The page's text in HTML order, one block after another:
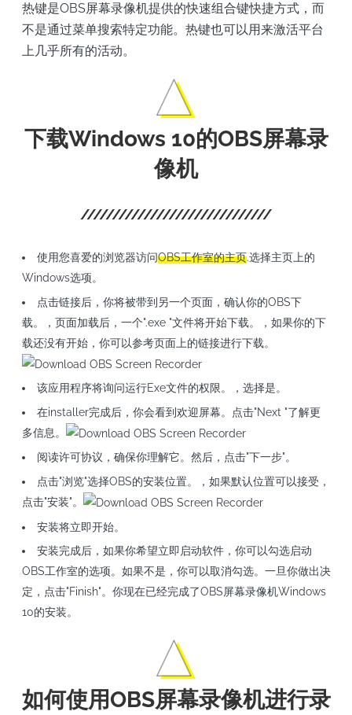
热键是OBS屏幕录像机提供的快速组合键快捷方式，而
不是通过菜单搜索特定功能。热键也可以用来激活平台
上几乎所有的活动。
下载Windows 10的OBS屏幕录
像机
使用您喜爱的浏览器访问OBS工作室的主页.选择主页上的
Windows选项。
点击链接后，你将被带到另一个页面，确认你的OBS下
载。，页面加载后，一个".exe "文件将开始下载。，如果你的下
载还没有开始，你可以参考页面上的链接进行下载。
该应用程序将询问运行Exe文件的权限。，选择是。
在installer完成后，你会看到欢迎屏幕。点击"Next "了解更
多信息。
阅读许可协议，确保你理解它。然后，点击"下一步"。
点击"浏览"选择OBS的安装位置。，如果默认位置可以接受，
点击"安装"。
安装将立即开始。
安装完成后，如果你希望立即启动软件，你可以勾选启动
OBS工作室的选项。如果不是，你可以取消勾选。一旦你做出决
定，点击"Finish"。你现在已经完成了OBS屏幕录像机Windows
10的安装。
如何使用OBS屏幕录像机进行录